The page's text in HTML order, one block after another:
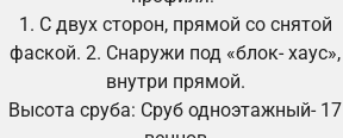
1. С двух сторон, прямой со снятой
фаской. 2. Снаружи под «блок- хаус»,
внутри прямой.
Высота сруба: Сруб одноэтажный- 17